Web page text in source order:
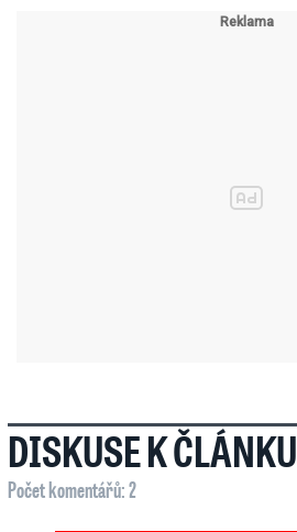
DISKUSE K ČLÁNKU
Počet komentářů: 2